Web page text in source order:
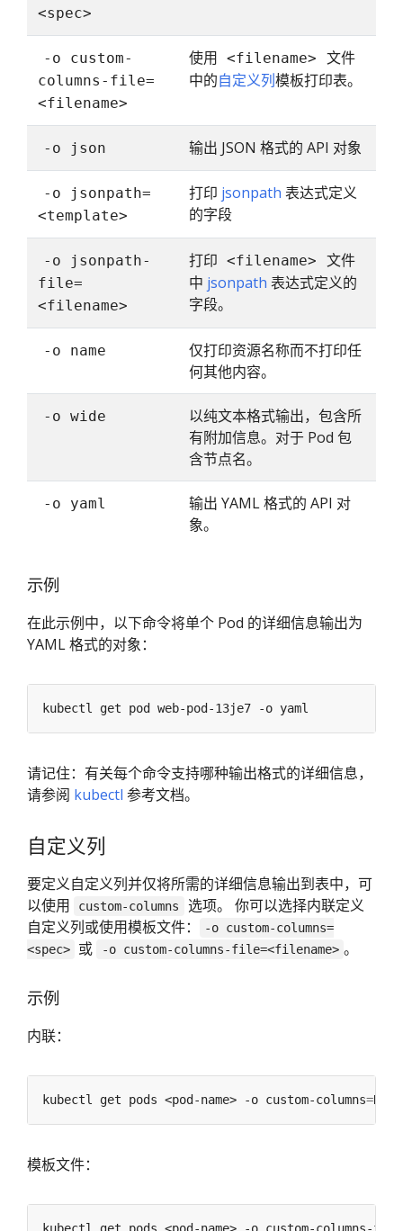
<spec>
-o custom-
columns-file=
<filename>
使用 <filename>
文件
中的自定义列模板打印表。
-o json 输出 JSON 格式的 API 对象
-o jsonpath=
<template>
打印 jsonpath 表达式定义
的字段
-o jsonpath-
file=
<filename>
打印 <filename>
文件
中 jsonpath 表达式定义的
字段。
-o name
仅打印资源名称而不打印任
何其他内容。
-o wide
以纯文本格式输出，包含所
有附加信息。对于 Pod 包
含节点名。
-o yaml
输出 YAML 格式的 API 对
象。
示例
在此示例中，以下命令将单个 Pod 的详细信息输出为
YAML 格式的对象：
请记住：有关每个命令支持哪种输出格式的详细信息，
请参阅 kubectl 参考文档。
自定义列
要定义自定义列并仅将所需的详细信息输出到表中，可
以使用
custom-columns
选项。 你可以选择内联定义
自定义列或使用模板文件：
-o custom-columns=
<spec>
或 -o custom-columns-file=<filename> 。
示例
内联：
kubectl get pods <pod-name> -o custom-columns=
模板文件：